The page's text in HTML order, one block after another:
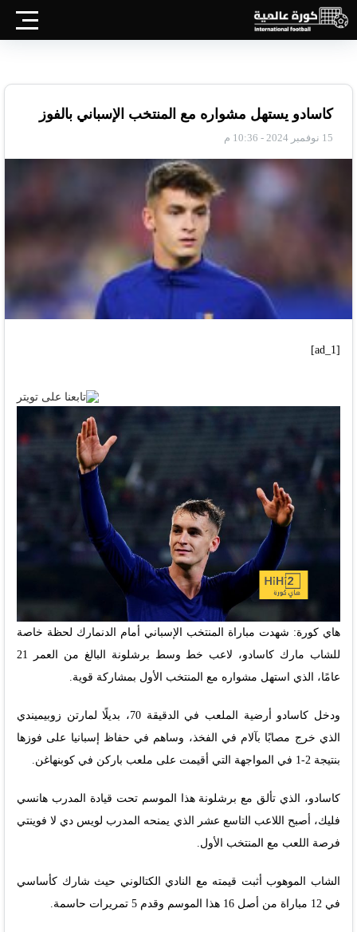
كاسادو يستهل مشواره مع المنتخب الإسباني بالفوز
15 نوفمبر 2024 - 10:36 م
[ad_1]
هاي كورة: شهدت مباراة المنتخب الإسباني أمام الدنمارك لحظة خاصة
للشاب مارك كاسادو، لاعب خط وسط برشلونة البالغ من العمر 21
عامًا، الذي استهل مشواره مع المنتخب الأول بمشاركة قوية.
ودخل كاسادو أرضية الملعب في الدقيقة 70، بديلًا لمارتن زوبيميندي
الذي خرج مصابًا بآلام في الفخذ، وساهم في حفاظ إسبانيا على فوزها
بنتيجة 2-1 في المواجهة التي أقيمت على ملعب باركن في كوبنهاغن.
كاسادو، الذي تألق مع برشلونة هذا الموسم تحت قيادة المدرب هانسي
فليك، أصبح اللاعب التاسع عشر الذي يمنحه المدرب لويس دي لا فوينتي
فرصة اللعب مع المنتخب الأول.
الشاب الموهوب أثبت قيمته مع النادي الكتالوني حيث شارك كأساسي
في 12 مباراة من أصل 16 هذا الموسم وقدم 5 تمريرات حاسمة.